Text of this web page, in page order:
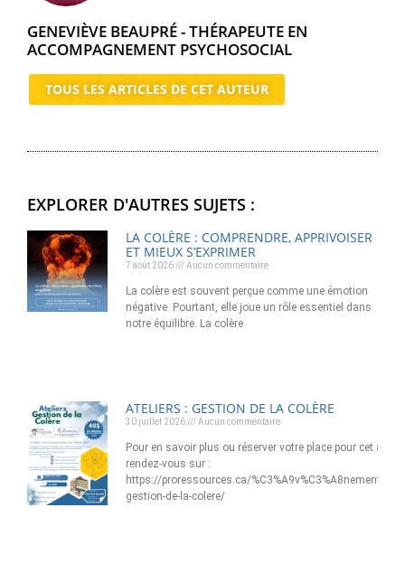
GENEVIÈVE BEAUPRÉ - THÉRAPEUTE EN
ACCOMPAGNEMENT PSYCHOSOCIAL
TOUS LES ARTICLES DE CET AUTEUR
EXPLORER D'AUTRES SUJETS :
LA COLÈRE : COMPRENDRE, APPRIVOISER
ET MIEUX S’EXPRIMER
7 août 2026 Aucun commentaire
La colère est souvent perçue comme une émotion
négative. Pourtant, elle joue un rôle essentiel dans
notre équilibre. La colère
ATELIERS : GESTION DE LA COLÈRE
30 juillet 2026 Aucun commentaire
Pour en savoir plus ou réserver votre place pour cet
rendez-vous sur :
https://proressources.ca/%C3%A9v%C3%A8nement/
gestion-de-la-colere/